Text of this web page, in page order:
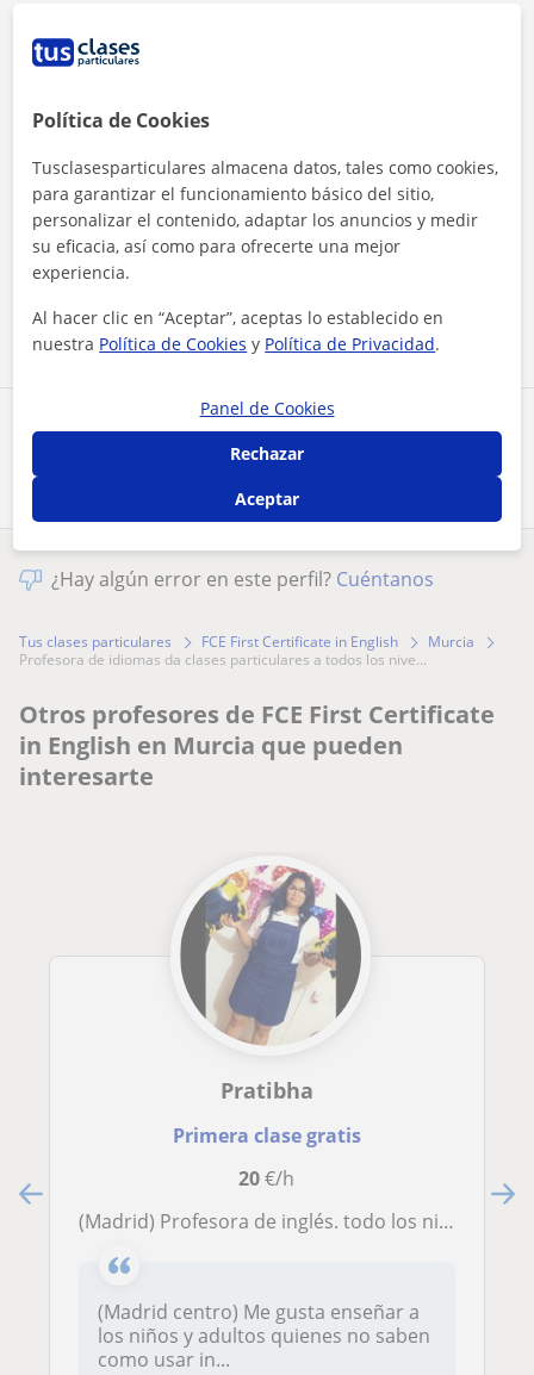
Comparte a este profesor
Al hacer clic, aceptas nuestro aviso legal privacidad
Contactar ahora
¿Hay algún error en este perfil? Cuéntanos
Tus clases particulares FCE First Certificate in English
Murcia
profesora de idiomas da clases particulares a todos los nive...
Otros profesores de FCE First Certificate
in English en Murcia que pueden
interesarte
Pratibha
Primera clase gratis
20€/h
(Madrid) Profesora de inglés. todo los niveles a niños y adultos in Madrid
(Madrid centro) Me gusta enseñar a
los niños y adultos quienes no saben
como usar in...
Política de Cookies
Tusclasesparticulares almacena datos, tales como cookies,
para garantizar el funcionamiento básico del sitio,
personalizar el contenido, adaptar los anuncios y medir
su eficacia, así como para ofrecerte una mejor
experiencia.
Al hacer clic en “Aceptar”, aceptas lo establecido en
nuestra Política de Cookies y Política de Privacidad.
Panel de Cookies
Rechazar
Aceptar